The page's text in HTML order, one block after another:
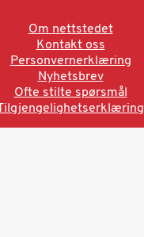
Om nettstedet
Kontakt oss
Personvernerklæring
Nyhetsbrev
Ofte stilte spørsmål